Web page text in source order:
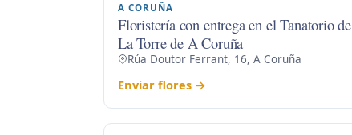
A CORUÑA
Floristería con entrega en el Tanatorio de
La Torre de A Coruña
Rúa Doutor Ferrant, 16, A Coruña
Enviar flores →